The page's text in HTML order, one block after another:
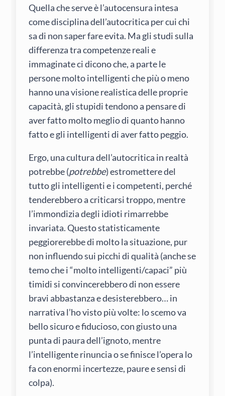
Quella che serve è l’autocensura intesa
come disciplina dell’autocritica per cui chi
sa di non saper fare evita. Ma gli studi sulla
differenza tra competenze reali e
immaginate ci dicono che, a parte le
persone molto intelligenti che più o meno
hanno una visione realistica delle proprie
capacità, gli stupidi tendono a pensare di
aver fatto molto meglio di quanto hanno
fatto e gli intelligenti di aver fatto peggio.
Ergo, una cultura dell’autocritica in realtà
potrebbe (potrebbe) estromettere del
tutto gli intelligenti e i competenti, perché
tenderebbero a criticarsi troppo, mentre
l’immondizia degli idioti rimarrebbe
invariata. Questo statisticamente
peggiorerebbe di molto la situazione, pur
non influendo sui picchi di qualità (anche se
temo che i “molto intelligenti/capaci” più
timidi si convincerebbero di non essere
bravi abbastanza e desisterebbero… in
narrativa l’ho visto più volte: lo scemo va
bello sicuro e fiducioso, con giusto una
punta di paura dell’ignoto, mentre
l’intelligente rinuncia o se finisce l’opera lo
fa con enormi incertezze, paure e sensi di
colpa).